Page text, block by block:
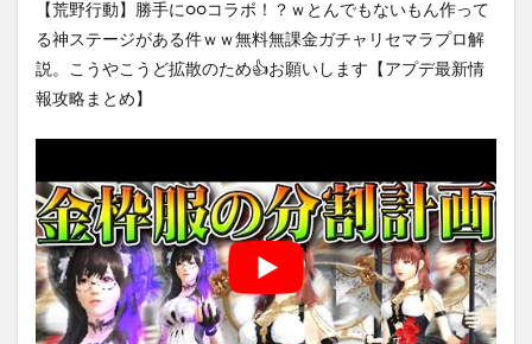
【荒野行動】勝手に○○コラボ！？ｗとんでもないもん作って
る神ステージがある件ｗｗ無料無課金ガチャリセマラプロ解
説。こうやこうど拡散のため👍お願いします【アプデ最新情
報攻略まとめ】